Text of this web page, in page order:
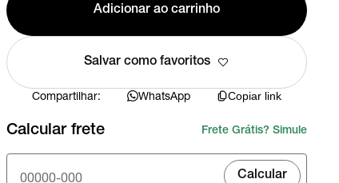
Adicionar ao carrinho
Salvar como favoritos
Compartilhar: WhatsApp Copiar link
Calcular frete Frete Grátis? Simule
Calcular